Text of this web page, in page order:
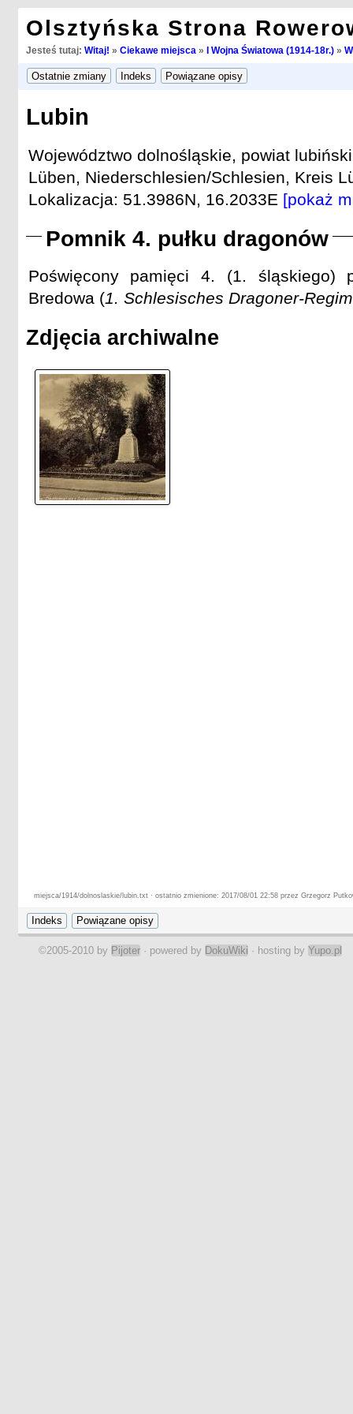
Olsztyńska Strona
Jesteś tutaj: Witaj! » Ciekawe miejsca » I Wojna Światowa (1914-18r.)»
Lubin
Województwo dolnośląskie, powiat
Lüben, Niederschlesien/Schlesien, Kreis
Lokalizacja: 51.3986N, 16.2033E [pokaż
Pomnik 4. pułku dragonów
Poświęcony pamięci 4. (1. śląskiego)
Bredowa (1. Schlesisches Dragoner-
Zdjęcia archiwalne
miejsca/1914/dolnoslaskie/lubin.txt · ostatnio zmienione: 2017/08/01 22:58 przez Grzegorz
©2005-2010 by Pijoter · powered by DokuWiki · hosting by Yupo.pl